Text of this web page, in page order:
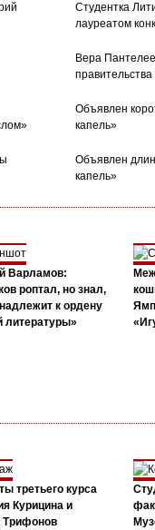
Студентка
лауреатом
Вера
Объявлен
капель»
Объявлен
капель»
Варламов:
роптал, но знал,
к ордену
литературы»
третьего курса
Курицина и
Трифонов